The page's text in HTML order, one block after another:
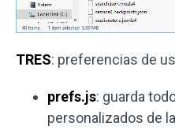
TRES: preferencias de
prefs.js: guarda
personalizados de